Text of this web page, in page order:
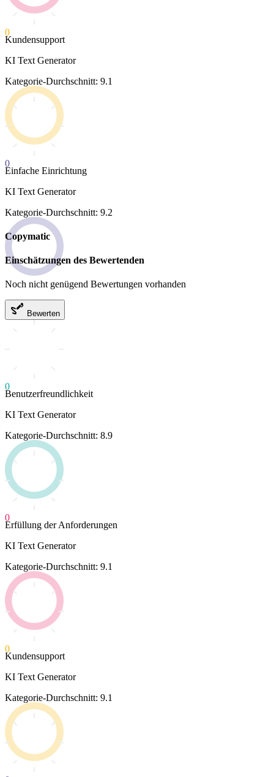
0
Kundensupport
KI Text Generator
Kategorie-Durchschnitt: 9.1
0
Einfache Einrichtung
KI Text Generator
Kategorie-Durchschnitt: 9.2
Copymatic
Einschätzungen des Bewertenden
Noch nicht genügend Bewertungen vorhanden
Bewerten
0
Benutzerfreundlichkeit
KI Text Generator
Kategorie-Durchschnitt: 8.9
0
Erfüllung der Anforderungen
KI Text Generator
Kategorie-Durchschnitt: 9.1
0
Kundensupport
KI Text Generator
Kategorie-Durchschnitt: 9.1